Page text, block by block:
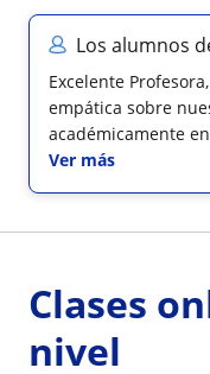
Los alumnos
Excelente
empática sobre
académicamente
Ver más
Clases
nivel